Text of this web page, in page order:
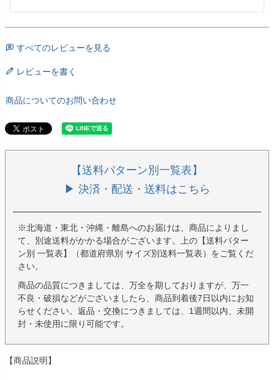
すべてのレビューを見る
レビューを書く
商品についてのお問い合わせ
【送料パターン別一覧表】
▶ 決済・配送・送料はこちら
※北海道・東北・沖縄・離島へのお届けは、商品によりまし
て、別途送料がかかる場合がございます。上の【送料パター
ン別 一覧表】（都道府県別 サイズ別送料一覧表）をご覧くだ
さい。
商品の品質につきましては、万全を期しておりますが、万一
不良・破損などがございましたら、商品到着後7日以内にお知
らせください。返品・交換につきましては、1週間以内、未開
封・未使用に限り可能です。
【商品説明】